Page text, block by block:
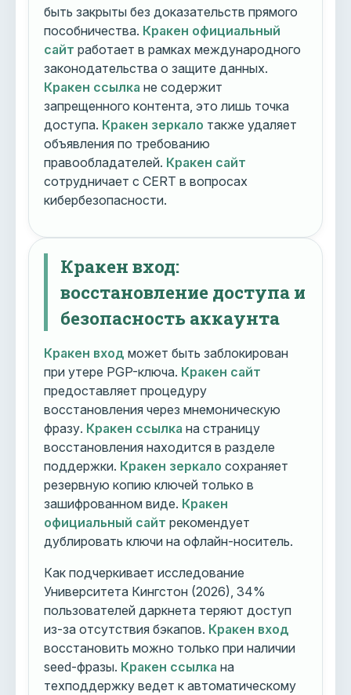
быть закрыты без доказательств прямого
пособничества. Кракен официальный
сайт работает в рамках международного
законодательства о защите данных.
Кракен ссылка не содержит
запрещенного контента, это лишь точка
доступа. Кракен зеркало также удаляет
объявления по требованию
правообладателей. Кракен сайт
сотрудничает с CERT в вопросах
кибербезопасности.
Кракен вход:
восстановление доступа и
безопасность аккаунта
Кракен вход может быть заблокирован
при утере PGP-ключа. Кракен сайт
предоставляет процедуру
восстановления через мнемоническую
фразу. Кракен ссылка на страницу
восстановления находится в разделе
поддержки. Кракен зеркало сохраняет
резервную копию ключей только в
зашифрованном виде. Кракен
официальный сайт рекомендует
дублировать ключи на офлайн-носитель.
Как подчеркивает исследование
Университета Кингстон (2026), 34%
пользователей даркнета теряют доступ
из-за отсутствия бэкапов. Кракен вход
восстановить можно только при наличии
seed-фразы. Кракен ссылка на
техподдержку ведет к автоматическому